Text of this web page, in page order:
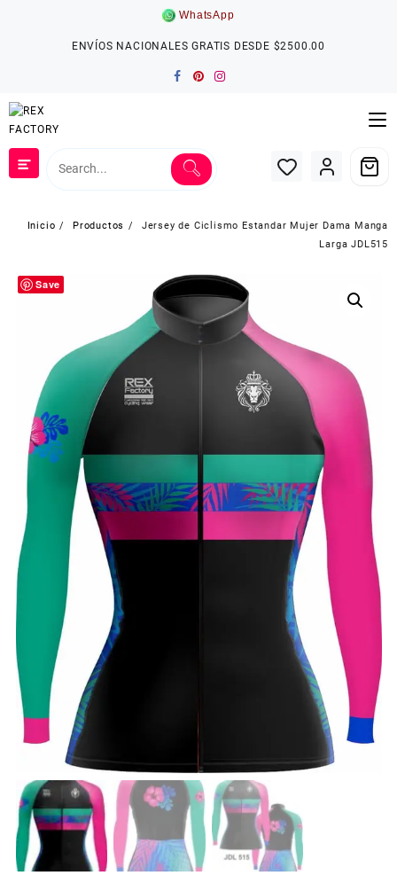
WhatsApp
ENVÍOS NACIONALES GRATIS DESDE $2500.00
Inicio Productos
Jersey de Ciclismo Estandar Mujer Dama Manga
Larga JDL515
Save